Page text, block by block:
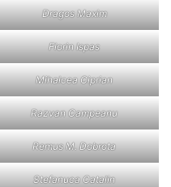
Dragos Maxim
Florin Ispas
Mihalcea Ciprian
Razvan Campeanu
Remus M. Dobrota
Stefanuca Catalin